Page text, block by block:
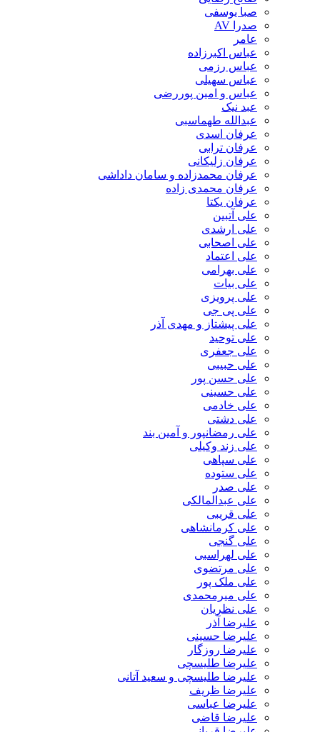
صبا یوسفی
صدرا AV
عامر
عباس اکبرزاده
عباس رزمی
عباس سهیلی
عباس و امین پوررضی
عبد نیک
عبدالله طهماسبی‎
عرفان اسدی
عرفان ترابی
عرفان زلیکانی
عرفان محمدزاده و سامان داداشی
عرفان محمدی زاده
عرفان یکتا
علی آتبین
علی ارشدی
علی اصحابی
علی اعتماد
علی بهرامی
علی بیات
علی پرویزی
علی پی جی
علی پیشتاز و مهدی آذر
علی توحید
علی جعفری
علی حبیبی
علی حسن پور
علی حسینی
علی خادمی
علی دشتی
علی رمضانپور و آمین بند
علی زند وکیلی
علی سپاهی
علی ستوده
علی صدر
علی عبدالمالکی
علی قریبی
علی کرمانشاهی
علی گنجی
علی لهراسبی
علی مرتضوی
علی ملک پور
علی میرمحمدی
علی نظریان
علیرضا آذر
علیرضا حسینی
علیرضا روزگار
علیرضا طلیسچی
علیرضا طلیسچی و سعید آتانی
علیرضا ظریف
علیرضا عباسی
علیرضا قاضی